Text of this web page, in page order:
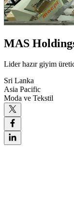
MAS
Lider hazır giyim
Sri Lanka
Asia Pacific
Moda ve Tekstil